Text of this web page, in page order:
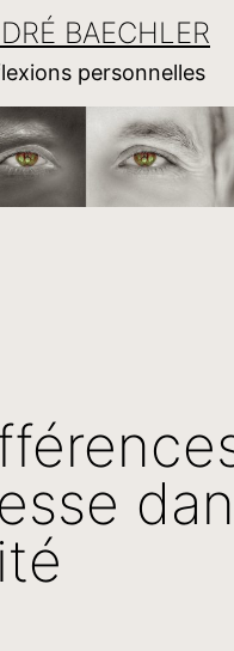
BAECHLER
personnelles